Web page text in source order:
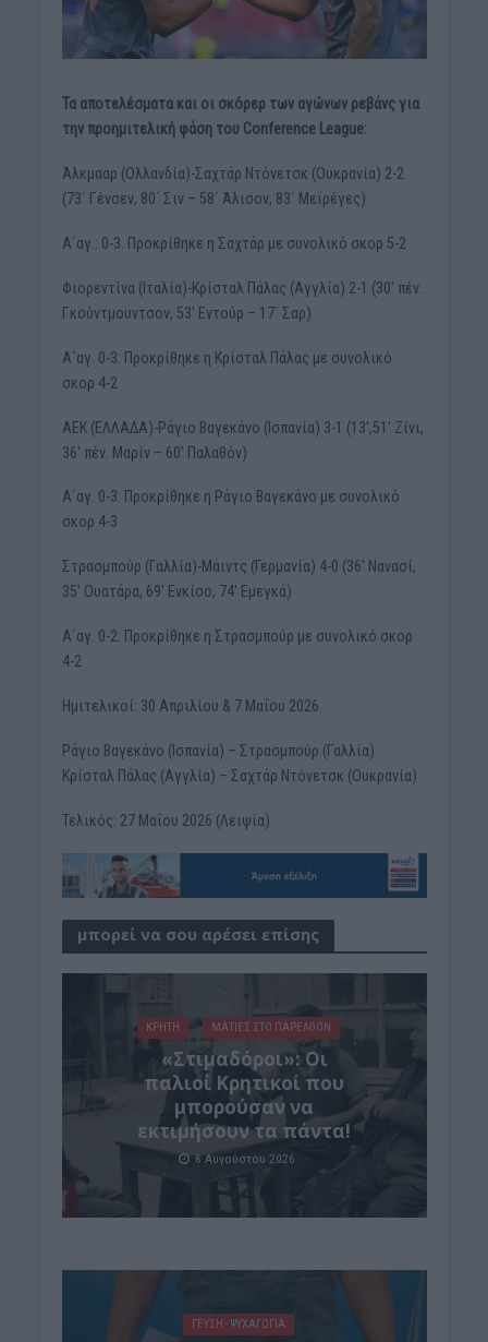
Τα αποτελέσματα και οι σκόρερ των αγώνων ρεβάνς για
την προημιτελική φάση του Conference League:
Άλκμααρ (Ολλανδία)-Σαχτάρ Ντόνετσκ (Ουκρανία) 2-2
(73΄ Γένσεν, 80΄ Σιν – 58΄ Άλισον, 83΄ Μεϊρέγες)
A΄αγ.: 0-3. Προκρίθηκε η Σαχτάρ με συνολικό σκορ 5-2
Φιορεντίνα (Ιταλία)-Κρίσταλ Πάλας (Αγγλία) 2-1 (30′ πέν.
Γκούντμουντσον, 53′ Εντούρ – 17΄ Σαρ)
A΄αγ. 0-3: Προκρίθηκε η Κρίσταλ Πάλας με συνολικό
σκορ 4-2
ΑΕΚ (ΕΛΛΑΔΑ)-Ράγιο Βαγεκάνο (Ισπανία) 3-1 (13′,51′ Ζίνι,
36′ πέν. Μαρίν – 60′ Παλαθόν)
A΄αγ. 0-3: Προκρίθηκε η Ράγιο Βαγεκάνο με συνολικό
σκορ 4-3
Στρασμπούρ (Γαλλία)-Μάιντς (Γερμανία) 4-0 (36′ Νανασί,
35′ Ουατάρα, 69′ Ενκίσο, 74′ Εμεγκά)
A΄αγ. 0-2: Προκρίθηκε η Στρασμπούρ με συνολικό σκορ
4-2
Ημιτελικοί: 30 Απριλίου & 7 Μαΐου 2026
Ράγιο Βαγεκάνο (Ισπανία) – Στρασμπούρ (Γαλλία)
Κρίσταλ Πάλας (Αγγλία) – Σαχτάρ Ντόνετσκ (Ουκρανία)
Τελικός: 27 Μαΐου 2026 (Λειψία)
μπορεί να σου αρέσει επίσης
ΚΡΗΤΗ ΜΑΤΙΕΣ ΣΤΟ ΠΑΡΕΛΘΟΝ
«Στιμαδόροι»: Οι
παλιοί Κρητικοί που
μπορούσαν να
εκτιμήσουν τα πάντα!
6 Αυγούστου 2026
ΓΕΎΣΗ - ΨΥΧΑΓΩΓΊΑ